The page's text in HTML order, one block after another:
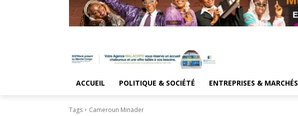
ACCUEIL POLITIQUE & SOCIÉTÉ ENTREPRISES & MARCHÉS
Tags Cameroun Minader